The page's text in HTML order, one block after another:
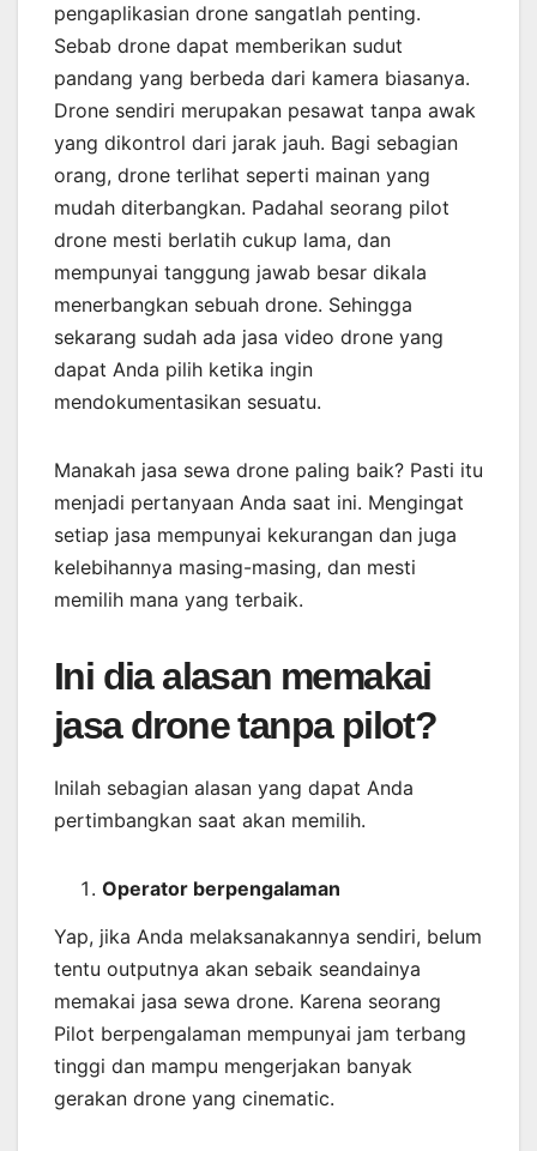
pengaplikasian drone sangatlah penting.
Sebab drone dapat memberikan sudut
pandang yang berbeda dari kamera biasanya.
Drone sendiri merupakan pesawat tanpa awak
yang dikontrol dari jarak jauh. Bagi sebagian
orang, drone terlihat seperti mainan yang
mudah diterbangkan. Padahal seorang pilot
drone mesti berlatih cukup lama, dan
mempunyai tanggung jawab besar dikala
menerbangkan sebuah drone. Sehingga
sekarang sudah ada jasa video drone yang
dapat Anda pilih ketika ingin
mendokumentasikan sesuatu.
Manakah jasa sewa drone paling baik? Pasti itu
menjadi pertanyaan Anda saat ini. Mengingat
setiap jasa mempunyai kekurangan dan juga
kelebihannya masing-masing, dan mesti
memilih mana yang terbaik.
Ini dia alasan memakai
jasa drone tanpa pilot?
Inilah sebagian alasan yang dapat Anda
pertimbangkan saat akan memilih.
Operator berpengalaman
Yap, jika Anda melaksanakannya sendiri, belum
tentu outputnya akan sebaik seandainya
memakai jasa sewa drone. Karena seorang
Pilot berpengalaman mempunyai jam terbang
tinggi dan mampu mengerjakan banyak
gerakan drone yang cinematic.